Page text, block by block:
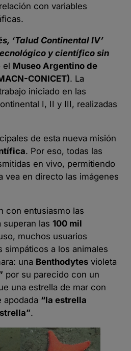
con variables
‘Talud Continental IV’
y científico sin
el Museo Argentino de
CONICET). La
iniciado en las
I, II y III, realizadas
de esta nueva misión
. Por eso, todas las
en vivo, permitiendo
vea en directo las imágenes
con entusiasmo las
superan las 100 mil
muchos usuarios
simpáticos a los animales
una Benthodytes violeta
por su parecido con un
una estrella de mar con
apodada “la estrella
.